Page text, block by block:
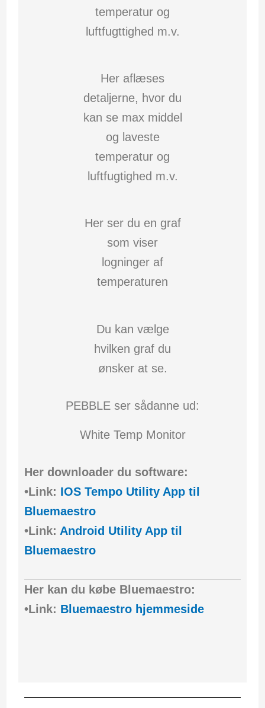
temperatur og
luftfugttighed m.v.
Her aflæses
detaljerne, hvor du
kan se max middel
og laveste
temperatur og
luftfugtighed m.v.
Her ser du en graf
som viser
logninger af
temperaturen
Du kan vælge
hvilken graf du
ønsker at se.
PEBBLE ser sådanne ud:
White Temp Monitor
Her downloader du software:
•Link: IOS Tempo Utility App til
Bluemaestro
•Link: Android Utility App til
Bluemaestro
Her kan du købe Bluemaestro:
•Link: Bluemaestro hjemmeside